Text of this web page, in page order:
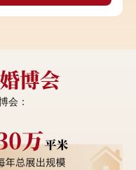
会：